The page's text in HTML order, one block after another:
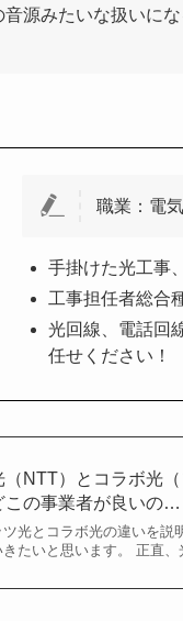
源みたいな扱いにな
職業：電
手掛けた光工事
工事担任者総合
光回線、電話回
任せください！
（NTT）とコラボ光
この事業者が良いの…
光とコラボ光の違いを説
きたいと思います。 正直